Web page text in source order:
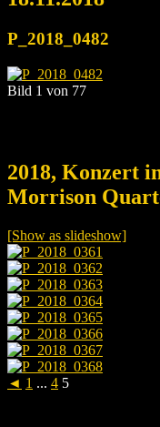
P_2018_0482
Bild 1 von 77
2018, Konzert
Morrison
[Show as slideshow]
◄ 1 ... 4 5